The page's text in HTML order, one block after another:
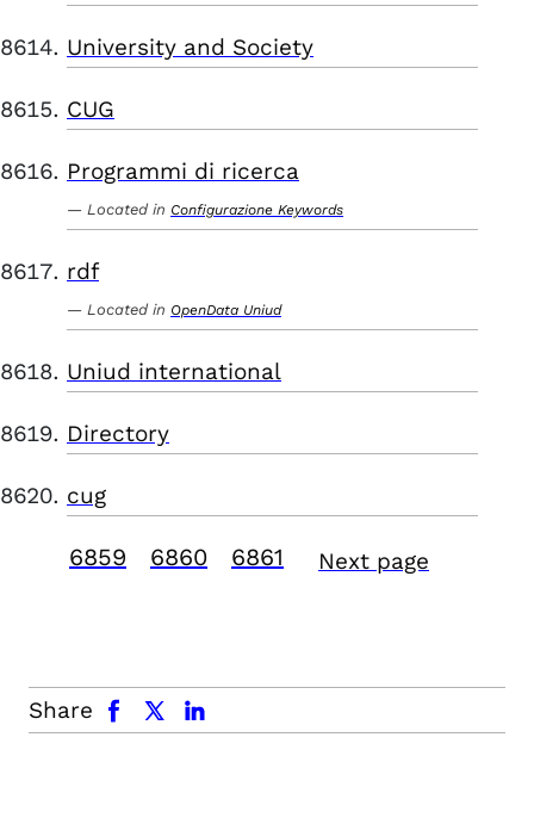
University and Society
CUG
Programmi di ricerca
Located in Configurazione Keywords
rdf
Located in OpenData Uniud
Uniud international
Directory
cug
6859 6860 6861 Next page
Share
facebook x.com linkedin